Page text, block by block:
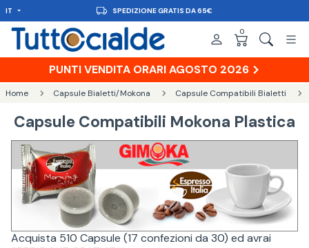
IT SPEDIZIONE GRATIS DA 65€
0
PUNTI VENDITA ORARI AGOSTO 2026
Home Capsule Bialetti/Mokona Capsule Compatibili Bialetti
Capsule Compatibili Mokona Plastica
Acquista 510 Capsule (17 confezioni da 30) ed avrai